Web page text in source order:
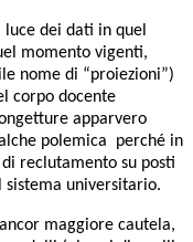
luce dei dati in quel
momento vigenti,
nome di “proiezioni”)
corpo docente
apparvero
polemica perché in
reclutamento su posti
universitario.
maggiore cautela,